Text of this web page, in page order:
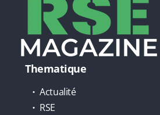
Thematique
Actualité
RSE